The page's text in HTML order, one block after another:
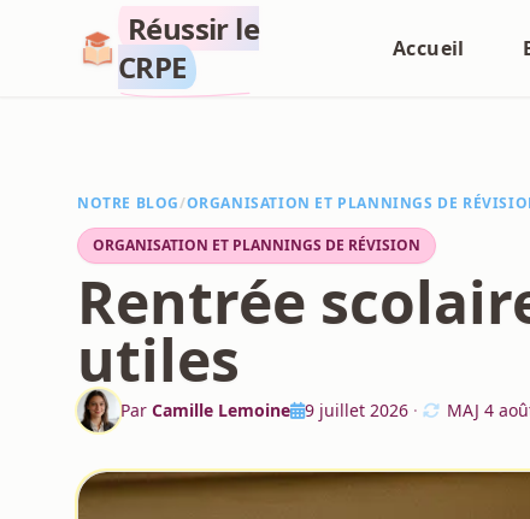
Réussir le
CRPE
Accueil
NOTRE BLOG/ORGANISATION ET PLANNINGS DE
ORGANISATION ET PLANNINGS DE RÉVISION
Rentrée
utiles
Par Camille Lemoine 9 juillet 2026 · MAJ 4